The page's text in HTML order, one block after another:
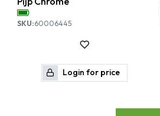
SKU:60006445
Login for price